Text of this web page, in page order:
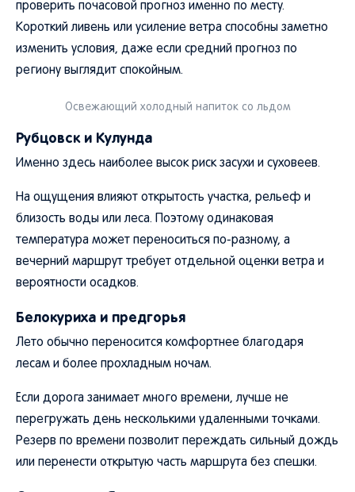
проверить почасовой прогноз именно по месту.
Короткий ливень или усиление ветра способны заметно
изменить условия, даже если средний прогноз по
региону выглядит спокойным.
Освежающий холодный напиток со льдом
Рубцовск и Кулунда
Именно здесь наиболее высок риск засухи и суховеев.
На ощущения влияют открытость участка, рельеф и
близость воды или леса. Поэтому одинаковая
температура может переноситься по-разному, а
вечерний маршрут требует отдельной оценки ветра и
вероятности осадков.
Белокуриха и предгорья
Лето обычно переносится комфортнее благодаря
лесам и более прохладным ночам.
Если дорога занимает много времени, лучше не
перегружать день несколькими удаленными точками.
Резерв по времени позволит переждать сильный дождь
или перенести открытую часть маршрута без спешки.